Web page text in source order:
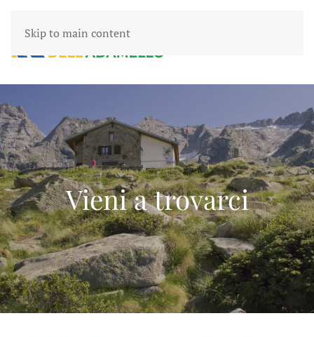
Skip to main content
Vieni a trovarci